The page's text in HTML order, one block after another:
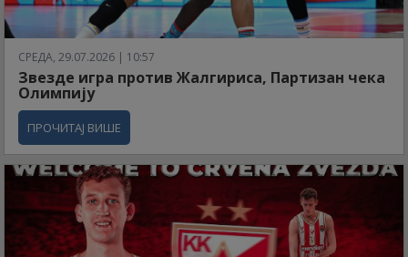
СРЕДА, 29.07.2026 | 10:57
Звезде игра против Жалгириса, Партизан чека
Олимпију
ПРОЧИТАЈ ВИШЕ